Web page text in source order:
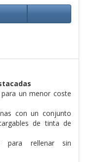
un menor coste
con un conjunto
de tinta de
para rellenar sin